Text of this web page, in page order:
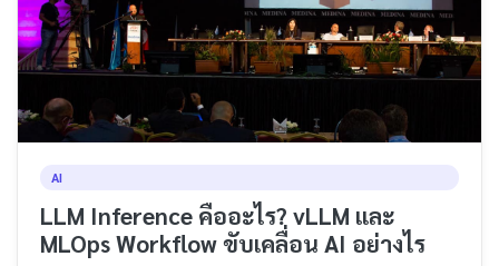
AI
LLM Inference คืออะไร? vLLM และ
MLOps Workflow ขับเคลื่อน AI อย่างไร